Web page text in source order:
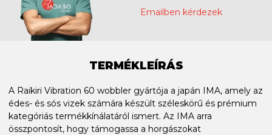
Emailben kérdezek
TERMÉKLEÍRÁS
A Raikiri Vibration 60 wobbler gyártója a japán IMA, amely az
édes- és sós vizek számára készült széleskörű és prémium
kategóriás termékkínálatáról ismert. Az IMA arra
összpontosít, hogy támogassa a horgászokat